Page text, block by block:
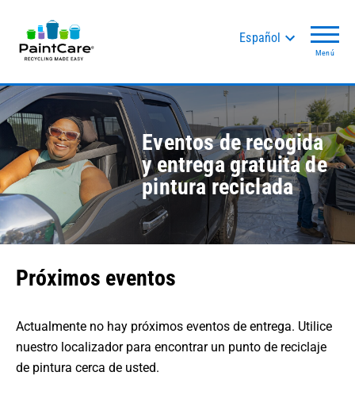
Español
Menú
Eventos de recogida
y entrega gratuita de
pintura reciclada
Próximos eventos
Actualmente no hay próximos eventos de entrega. Utilice
nuestro localizador para encontrar un punto de reciclaje
de pintura cerca de usted.